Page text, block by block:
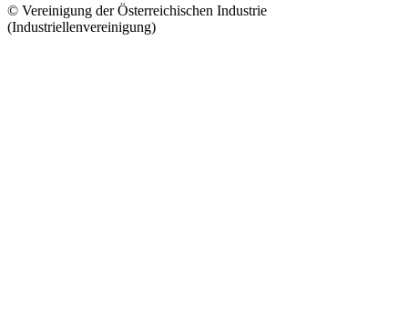
© Vereinigung der Österreichischen Industrie
(Industriellenvereinigung)